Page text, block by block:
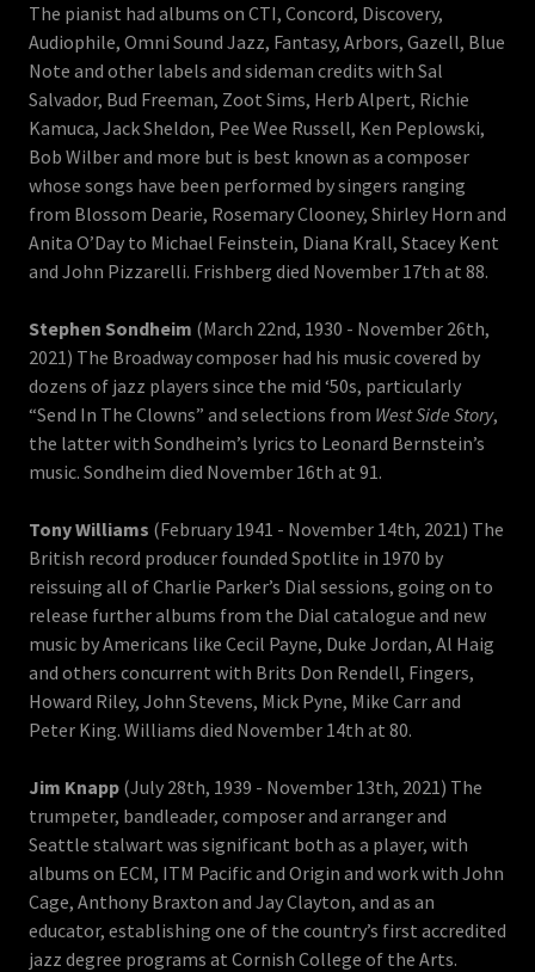
The pianist had albums on CTI, Concord, Discovery,
Audiophile, Omni Sound Jazz, Fantasy, Arbors, Gazell, Blue
Note and other labels and sideman credits with Sal
Salvador, Bud Freeman, Zoot Sims, Herb Alpert, Richie
Kamuca, Jack Sheldon, Pee Wee Russell, Ken Peplowski,
Bob Wilber and more but is best known as a composer
whose songs have been performed by singers ranging
from Blossom Dearie, Rosemary Clooney, Shirley Horn and
Anita O’Day to Michael Feinstein, Diana Krall, Stacey Kent
and John Pizzarelli. Frishberg died November 17th at 88.
Stephen Sondheim (March 22nd, 1930 - November 26th,
2021) The Broadway composer had his music covered by
dozens of jazz players since the mid ‘50s, particularly
“Send In The Clowns” and selections from West Side Story,
the latter with Sondheim’s lyrics to Leonard Bernstein’s
music. Sondheim died November 16th at 91.
Tony Williams (February 1941 - November 14th, 2021) The
British record producer founded Spotlite in 1970 by
reissuing all of Charlie Parker’s Dial sessions, going on to
release further albums from the Dial catalogue and new
music by Americans like Cecil Payne, Duke Jordan, Al Haig
and others concurrent with Brits Don Rendell, Fingers,
Howard Riley, John Stevens, Mick Pyne, Mike Carr and
Peter King. Williams died November 14th at 80.
Jim Knapp (July 28th, 1939 - November 13th, 2021) The
trumpeter, bandleader, composer and arranger and
Seattle stalwart was significant both as a player, with
albums on ECM, ITM Pacific and Origin and work with John
Cage, Anthony Braxton and Jay Clayton, and as an
educator, establishing one of the country’s first accredited
jazz degree programs at Cornish College of the Arts.